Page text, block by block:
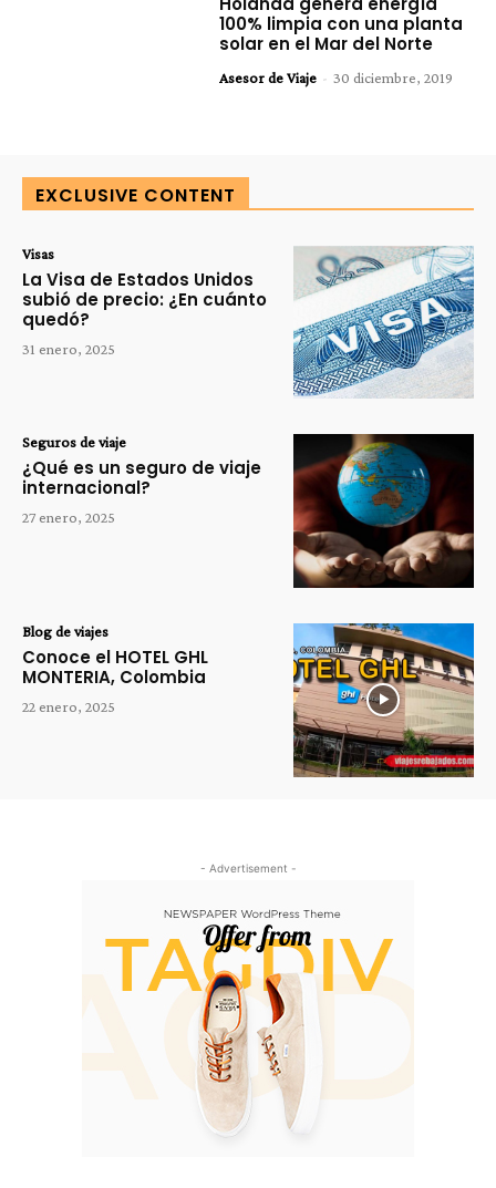
100% limpia con una planta
solar en el Mar del Norte
Asesor de Viaje - 30 diciembre, 2019
EXCLUSIVE CONTENT
Visas
La Visa de Estados Unidos
subió de precio: ¿En cuánto
quedó?
31 enero, 2025
Seguros de viaje
¿Qué es un seguro de viaje
internacional?
27 enero, 2025
Blog de viajes
Conoce el HOTEL GHL
MONTERIA, Colombia
22 enero, 2025
- Advertisement -